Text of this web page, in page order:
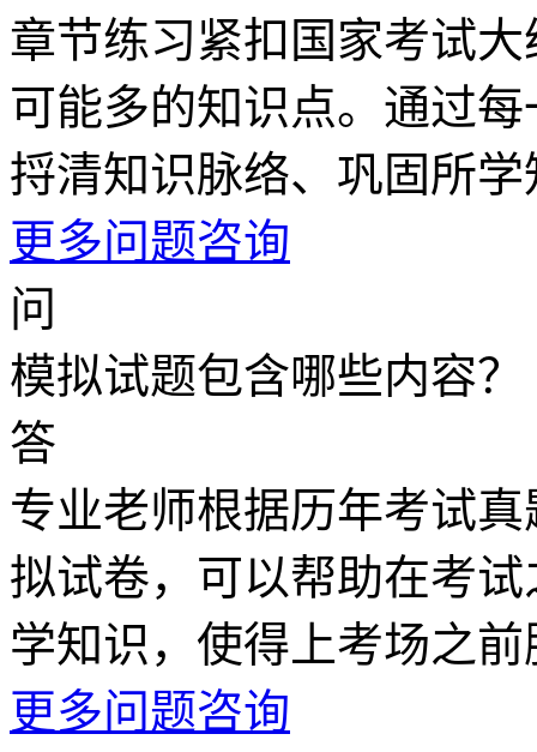
章节练习紧扣国家考试
可能多的知识点。通过
捋清知识脉络、巩固所学
更多问题咨询
问
模拟试题包含哪些内容？
答
专业老师根据历年考试
拟试卷，可以帮助在考
学知识，使得上考场之
更多问题咨询